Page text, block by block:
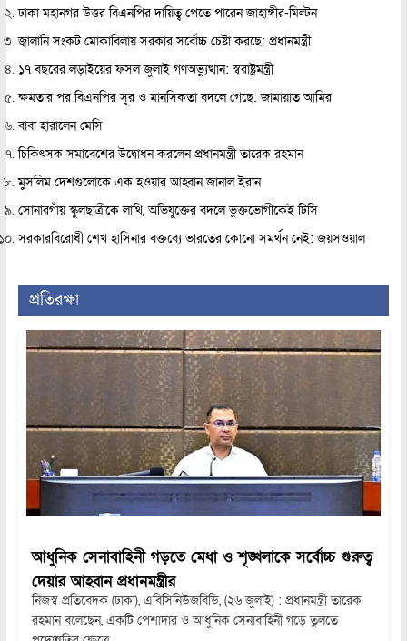
ঢাকা মহানগর উত্তর বিএনপির দায়িত্ব পেতে পারেন জাহাঙ্গীর-মিল্টন
জ্বালানি সংকট মোকাবিলায় সরকার সর্বোচ্চ চেষ্টা করছে: প্রধানমন্ত্রী
১৭ বছরের লড়াইয়ের ফসল জুলাই গণঅভ্যুত্থান: স্বরাষ্ট্রমন্ত্রী
ক্ষমতার পর বিএনপির সুর ও মানসিকতা বদলে গেছে: জামায়াত আমির
বাবা হারালেন মেসি
চিকিৎসক সমাবেশের উদ্বোধন করলেন প্রধানমন্ত্রী তারেক রহমান
মুসলিম দেশগুলোকে এক হওয়ার আহ্বান জানাল ইরান
সোনারগাঁয় স্কুলছাত্রীকে লাথি, অভিযুক্তের বদলে ভুক্তভোগীকেই টিসি
সরকারবিরোধী শেখ হাসিনার বক্তব্যে ভারতের কোনো সমর্থন নেই: জয়সওয়াল
প্রতিরক্ষা
আধুনিক সেনাবাহিনী গড়তে মেধা ও শৃঙ্খলাকে সর্বোচ্চ গুরুত্ব
দেয়ার আহ্বান প্রধানমন্ত্রীর
নিজস্ব প্রতিবেদক (ঢাকা), এবিসিনিউজবিডি, (২৬ জুলাই) : প্রধানমন্ত্রী তারেক
রহমান বলেছেন, একটি পেশাদার ও আধুনিক সেনাবাহিনী গড়ে তুলতে